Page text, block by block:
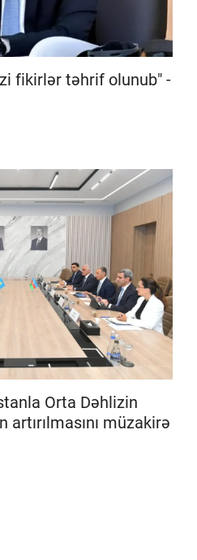
fikirlər təhrif olunub" -
Orta Dəhlizin
müzakirə